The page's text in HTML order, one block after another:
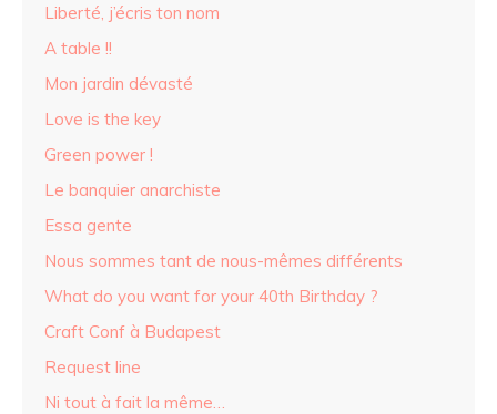
Liberté, j’écris ton nom
A table !!
Mon jardin dévasté
Love is the key
Green power !
Le banquier anarchiste
Essa gente
Nous sommes tant de nous-mêmes différents
What do you want for your 40th Birthday ?
Craft Conf à Budapest
Request line
Ni tout à fait la même…